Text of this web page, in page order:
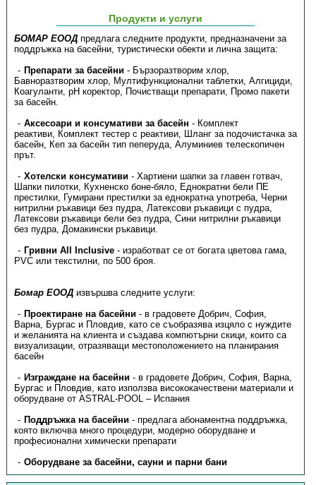
Продукти и услуги
БОМАР ЕООДпредлага следните продукти, предназначени за
поддръжка на басейни, туристически обекти и лична защита:
Препарати за басейни - Бързоразтворим хлор,
Бавноразтворим хлор, Мултифункционални таблетки, Алгициди,
Коагуланти, pH коректор, Почистващи препарати, Промо пакети
за басейн.
Аксесоари и консумативи за басейн - Комплект
реактиви, Комплект тестер с реактиви, Шланг за подочистачка за
басейн, Кеп за басейн тип пеперуда, Алуминиев телескопичен
прът.
Хотелски консумативи- Хартиени шапки за главен готвач,
Шапки пилотки, Кухненско боне-бяло, Еднократни бели ПЕ
престилки, Гумирани престилки за еднократна употреба, Черни
нитрилни ръкавици без пудра, Латексови ръкавици с пудра,
Латексови ръкавици бели без пудра, Сини нитрилни ръкавици
без пудра, Домакински ръкавици.
Гривни All Inclusive- изработват се от богата цветова гама,
PVC или текстилни, по 500 броя.
Бомар ЕООДизвършва следните услуги:
Проектиране на басейни- в градовете Добрич, София,
Варна, Бургас и Пловдив, като се съобразява изцяло с нуждите
и желанията на клиента и създава компютърни скици, които са
визуализации, отразяващи местоположението на планирания
басейн
Изграждане на басейни- в градовете Добрич, София, Варна,
Бургас и Пловдив, като използва висококачествени материали и
оборудване от ASTRAL-POOL – Испания
Поддръжка на басейни- предлага абонаментна поддръжка,
която включва много процедури, модерно оборудване и
професионални химически препарати
Оборудване за басейни, сауни и парни бани